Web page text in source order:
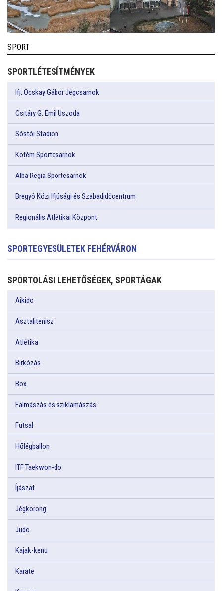
SPORT
SPORTLÉTESÍTMÉNYEK
Ifj. Ocskay Gábor Jégcsarnok
Csitáry G. Emil Uszoda
Sóstói Stadion
Köfém Sportcsarnok
Alba Regia Sportcsarnok
Bregyó Közi Ifjúsági és Szabadidőcentrum
Regionális Atlétikai Központ
SPORTEGYESÜLETEK FEHÉRVÁRON
SPORTOLÁSI LEHETŐSÉGEK, SPORTÁGAK
Aikido
Asztalitenisz
Atlétika
Birkózás
Box
Falmászás és sziklamászás
Futsal
Hőlégballon
ITF Taekwon-do
Íjászat
Jégkorong
Judo
Kajak-kenu
Karate